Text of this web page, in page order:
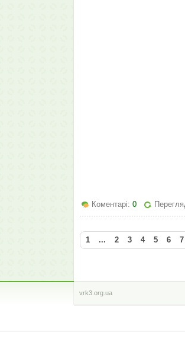
Коментарі: 0
1 ... 2 3 4 5 6 7
vrk3.org.ua